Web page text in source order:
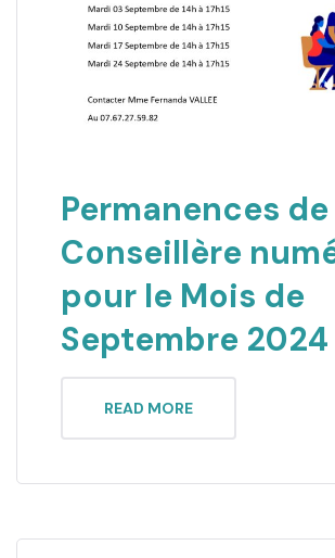
Permanences de
Conseillère
pour le Mois de
Septembre 2024
READ MORE